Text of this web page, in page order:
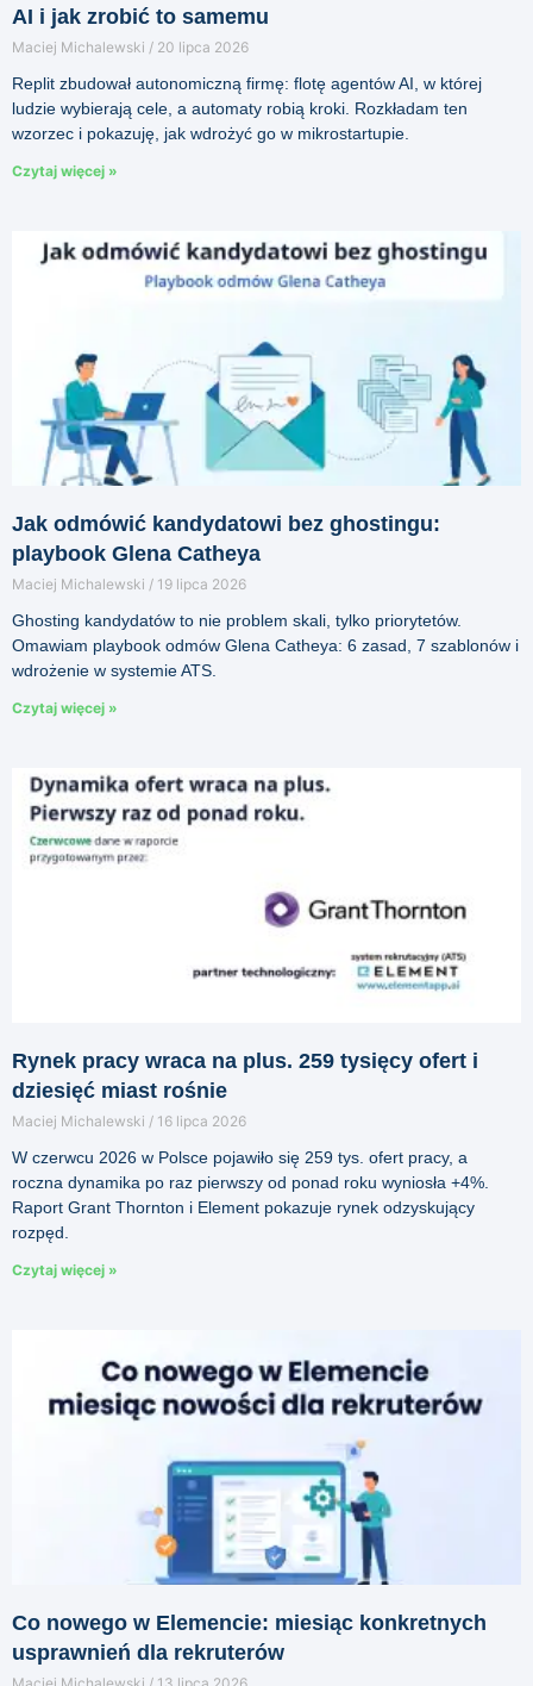
AI i jak zrobić to samemu
Maciej Michalewski 20 lipca 2026
Replit zbudował autonomiczną firmę: flotę agentów AI, w której
ludzie wybierają cele, a automaty robią kroki. Rozkładam ten
wzorzec i pokazuję, jak wdrożyć go w mikrostartupie.
Czytaj więcej »
Jak odmówić kandydatowi bez ghostingu:
playbook Glena Catheya
Maciej Michalewski 19 lipca 2026
Ghosting kandydatów to nie problem skali, tylko priorytetów.
Omawiam playbook odmów Glena Catheya: 6 zasad, 7 szablonów i
wdrożenie w systemie ATS.
Czytaj więcej »
Rynek pracy wraca na plus. 259 tysięcy ofert i
dziesięć miast rośnie
Maciej Michalewski 16 lipca 2026
W czerwcu 2026 w Polsce pojawiło się 259 tys. ofert pracy, a
roczna dynamika po raz pierwszy od ponad roku wyniosła +4%.
Raport Grant Thornton i Element pokazuje rynek odzyskujący
rozpęd.
Czytaj więcej »
Co nowego w Elemencie: miesiąc konkretnych
usprawnień dla rekruterów